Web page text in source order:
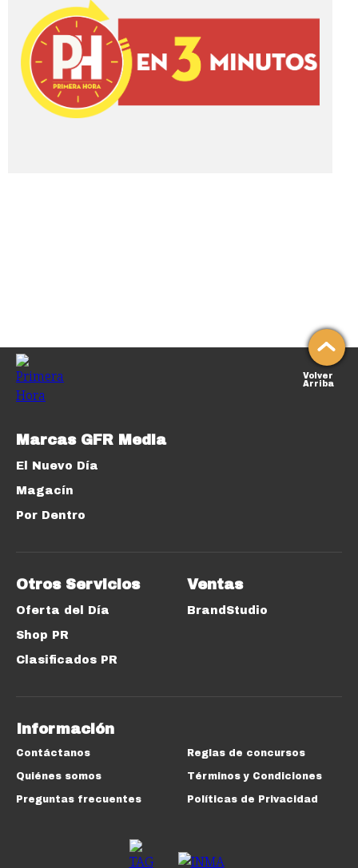
Volver
Arriba
Marcas GFR Media
El Nuevo Día
Magacín
Por Dentro
Otros Servicios
Oferta del Día
Shop PR
Clasificados PR
Ventas
BrandStudio
Información
Contáctanos
Quiénes somos
Preguntas frecuentes
Reglas de concursos
Términos y Condiciones
Políticas de Privacidad